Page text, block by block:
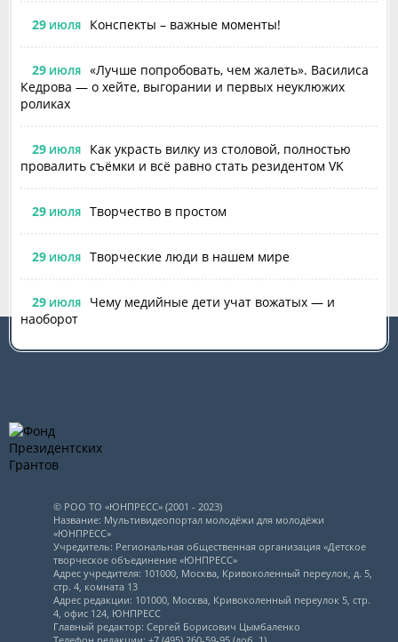
29 ИЮЛЯ Конспекты – важные моменты!
29 ИЮЛЯ
«Лучше попробовать, чем жалеть». Василиса
Кедрова — о хейте, выгорании и первых неуклюжих
роликах
29 ИЮЛЯ
Как украсть вилку из столовой, полностью
провалить съёмки и всё равно стать резидентом VK
29 ИЮЛЯ Творчество в простом
29 ИЮЛЯ Творческие люди в нашем мире
29 ИЮЛЯ
Чему медийные дети учат вожатых — и
наоборот
© РОО ТО «ЮНПРЕСС» (2001 - 2023)
Название: Мультивидеопортал молодёжи для молодёжи
«ЮНПРЕСС»
Учредитель: Региональная общественная организация «Детское
творческое объединение «ЮНПРЕСС»
Адрес учредителя: 101000, Москва, Кривоколенный переулок, д. 5,
стр. 4, комната 13
Адрес редакции: 101000, Москва, Кривоколенный переулок 5, стр.
4, офис 124, ЮНПРЕСС
Главный редактор: Сергей Борисович Цымбаленко